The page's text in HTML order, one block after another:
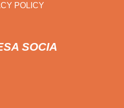
POLICY
SOCIA